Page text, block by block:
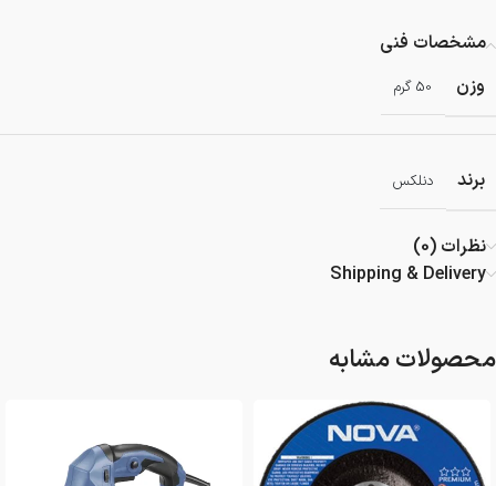
مشخصات فنی
وزن
50 گرم
برند دنلکس
نظرات (0)
Shipping & Delivery
محصولات مشابه